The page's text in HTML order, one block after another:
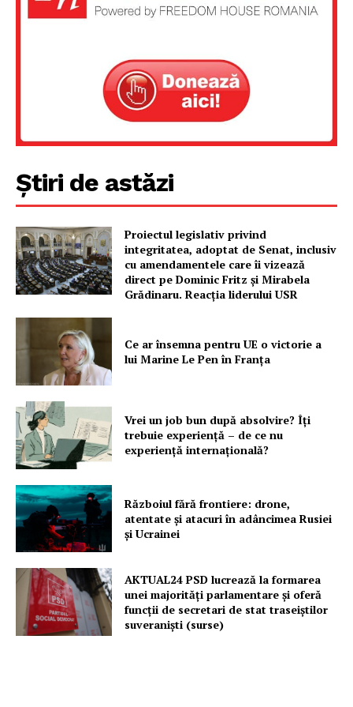
Despre noi / Echipa
Știri de astăzi
Proiectul legislativ privind
integritatea, adoptat de Senat, inclusiv
cu amendamentele care îi vizează
direct pe Dominic Fritz și Mirabela
Grădinaru. Reacția liderului USR
Ce ar însemna pentru UE o victorie a
lui Marine Le Pen în Franța
Vrei un job bun după absolvire? Îți
trebuie experiență – de ce nu
experiență internațională?
Războiul fără frontiere: drone,
atentate și atacuri în adâncimea Rusiei
și Ucrainei
AKTUAL24 PSD lucrează la formarea
unei majorităţi parlamentare și oferă
funcții de secretari de stat traseiștilor
suveraniști (surse)